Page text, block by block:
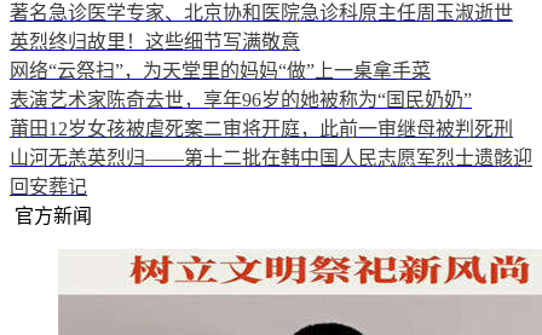
著名急诊医学专家、北京协和医院急诊科原主任周玉淑逝世
英烈终归故里！这些细节写满敬意
网络“云祭扫”，为天堂里的妈妈“做”上一桌拿手菜
表演艺术家陈奇去世，享年96岁的她被称为“国民奶奶”
莆田12岁女孩被虐死案二审将开庭，此前一审继母被判死刑
山河无恙英烈归——第十二批在韩中国人民志愿军烈士遗骸迎
回安葬记
官方新闻